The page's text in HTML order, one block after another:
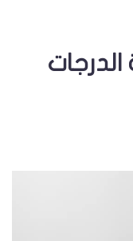
الدرجات